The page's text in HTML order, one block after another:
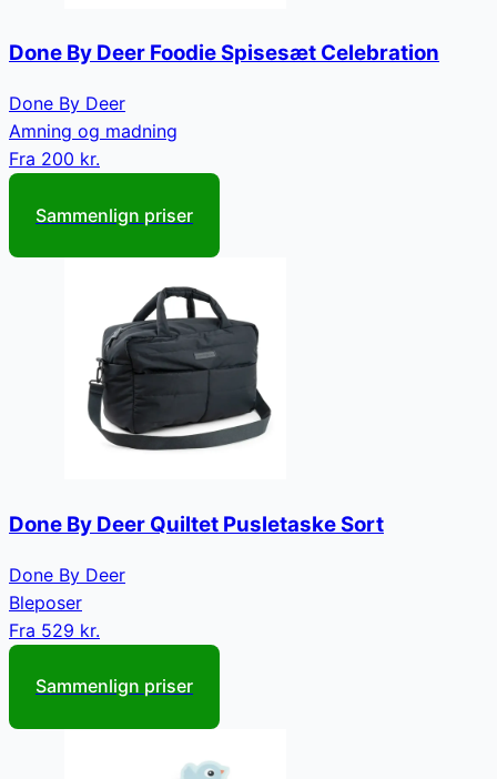
Done By Deer Foodie Spisesæt Celebration
Done By Deer
Amning og madning
Fra 200 kr.
Sammenlign priser
Done By Deer Quiltet Pusletaske Sort
Done By Deer
Bleposer
Fra 529 kr.
Sammenlign priser